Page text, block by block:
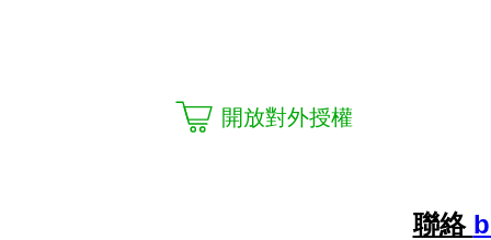
開放對外授權
聯絡